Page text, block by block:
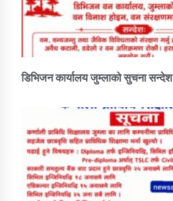
डिभिजन कार्यालय जुम्लाको सुचना सन्देश